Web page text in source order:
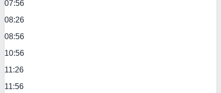
07:56
08:26
08:56
10:56
11:26
11:56